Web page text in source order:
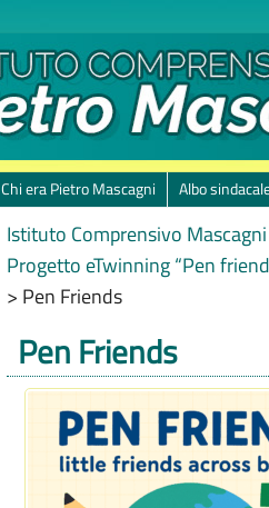
Chi era Pietro Mascagni Albo
Istituto Comprensivo
Progetto eTwinning “Pen
> Pen Friends
Pen Friends